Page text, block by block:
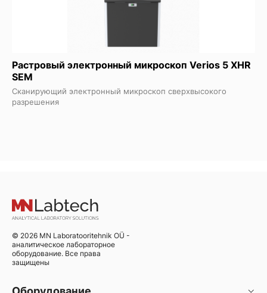
Растровый электронный микроскоп Verios 5 XHR
SEM
Сканирующий электронный микроскоп сверхвысокого
разрешения
© 2026 MN Laboratooritehnik OÜ -
аналитическое лабораторное
оборудование. Все права
защищены